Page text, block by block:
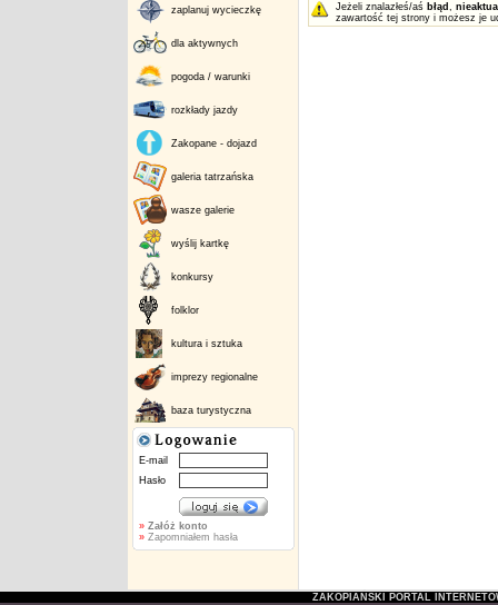
zaplanuj wycieczkę
dla aktywnych
pogoda / warunki
rozkłady jazdy
Zakopane - dojazd
galeria tatrzańska
wasze galerie
wyślij kartkę
konkursy
folklor
kultura i sztuka
imprezy regionalne
baza turystyczna
E-mail
Hasło
» Załóż konto
»Zapomniałem hasła
Jeżeli znalazłeś/aś błąd ,
zawartość tej strony i możesz je
ZAKOPIAŃSKI PORTAL